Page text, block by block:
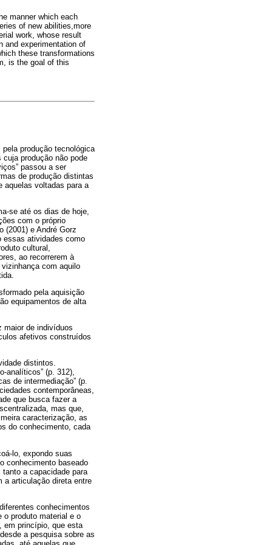
manner which each
of new abilities,more
work, whose result
and experimentation of
these transformations
is the goal of this
produção tecnológica
produção não pode
passou a ser
de produção distintas
aquelas voltadas para a
se até os dias de hoje,
com o próprio
(2001) e André Gorz
essas atividades como
cultural,
ao recorrerem à
com aquilo
pela aquisição
equipamentos de alta
maior de indivíduos
afetivos construídos
distintos.
analíticos” (p. 312),
de intermediação” (p.
contemporâneas,
que busca fazer a
mas que,
caracterização, as
do conhecimento, cada
lo, expondo suas
conhecimento baseado
a capacidade para
a articulação direta entre
conhecimentos
o produto material e o
em princípio, que esta
a pesquisa sobre as